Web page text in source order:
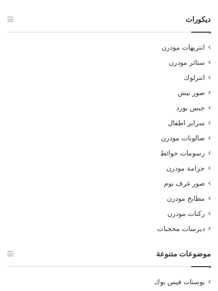
ديكورات
انتريهات مودرن
ستائر مودرن
انترلوك
صور نيش
جبس بورد
سراير اطفال
صالونات مودرن
رسومات حوائط
جزامة مودرن
صور غرف نوم
مطابخ مودرن
ركنات مودرن
ديرسات محجبات
موضوعات متنوعة
بوستات فيس بوك